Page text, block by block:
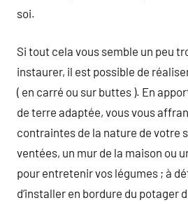
soi.
Si tout cela vous semble un peu
instaurer, il est possible de
( en carré ou sur buttes ). En
de terre adaptée, vous vous
contraintes de la nature de votre
ventées, un mur de la maison ou
pour entretenir vos légumes ; à
d’installer en bordure du potager